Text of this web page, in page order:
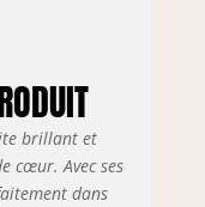
: Le
de
et une
de 207
meubles
une
brillant et
cœur. Avec ses
dans